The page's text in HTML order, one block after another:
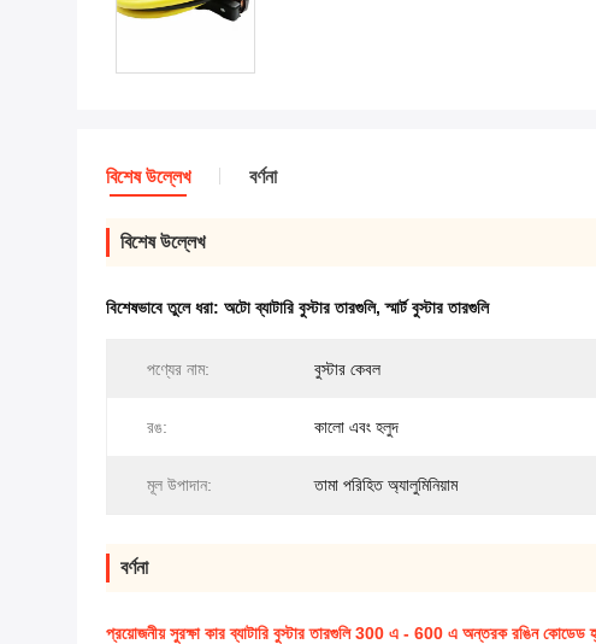
বিশেষ উল্লেখ বর্ণনা
বিশেষ উল্লেখ
বিশেষভাবে তুলে ধরা: অটো ব্যাটারি বুস্টার তারগুলি,স্মার্ট বুস্টার তারগুলি
পণ্যের নাম: বুস্টার কেবল
রঙ: কালো এবং হলুদ
মূল উপাদান: তামা পরিহিত অ্যালুমিনিয়াম
বর্ণনা
প্রয়োজনীয় সুরক্ষা কার ব্যাটারি বুস্টার তারগুলি 300 এ - 600 এ অন্তরক রঙিন কোডেড